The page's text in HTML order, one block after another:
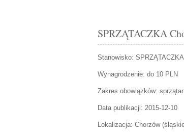
SPRZĄTACZKA
Stanowisko: SPRZĄTACZKA
Wynagrodzenie: do 10 PLN
Zakres obowiązków:
Data publikacji: 2015-12-10
Lokalizacja: Chorzów(